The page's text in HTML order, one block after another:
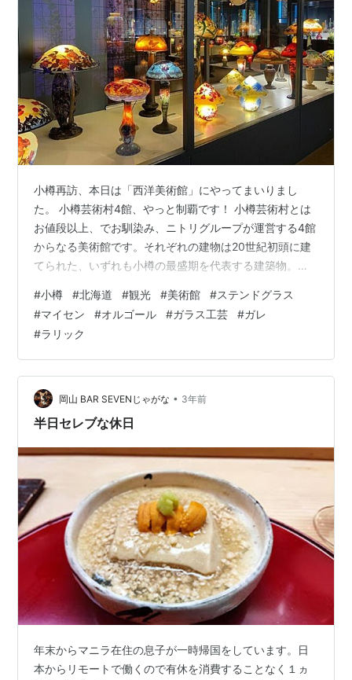
小樽再訪、本日は「西洋美術館」にやってまいりまし
た。 小樽芸術村4館、やっと制覇です！ 小樽芸術村とは
お値段以上、でお馴染み、ニトリグループが運営する4館
からなる美術館です。それぞれの建物は20世紀初頭に建
てられた、いずれも小樽の最盛期を代表する建築物。収
グラス、家具やガラス工芸など。小樽の歴史を感じなが
ら美しい芸術を気軽に鑑賞できる施設となっています。 1
館ごとの入場だと500円から1200円、合計4100円です
が、4館共通券は2900円です。 そしてお車の方へは朗
報、2時間まで駐車場無料。 日をまたいだ訪問となって
も、都度駐車場は使わせて…
#小樽 #北海道 #観光 #美術館 #ステンドグラス
#マイセン #オルゴール #ガラス工芸 #ガレ
#ラリック
岡山 BAR SEVENじゃがな • 3年前
半日セレブな休日
年末からマニラ在住の息子が一時帰国をしています。日
本からリモートで働くので有休を消費することなく１ヵ